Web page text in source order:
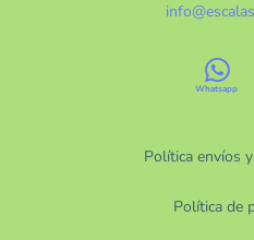
Política envíos
Política de